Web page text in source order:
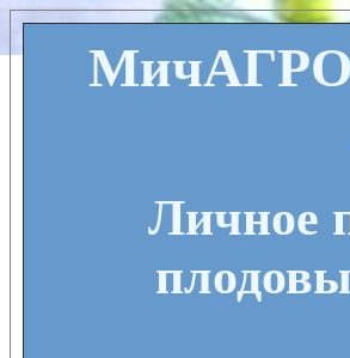
МичАГРО
Личное